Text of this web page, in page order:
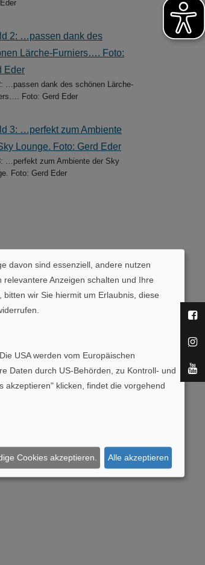
…passen dank des schönen Lärche-
Foto: Gerd Eder
…perfekt zum Ambiente der Sky
Foto: Gerd Eder
davon sind essenziell, andere nutzen
Anzeigen schalten und Ihre
wir Sie hiermit um Erlaubnis, diese
USA werden vom Europäischen
Daten durch US-Behörden, zu Kontroll- und
akzeptieren" klicken, findet die vorgehend
Cookies akzeptieren. Alle akzeptieren